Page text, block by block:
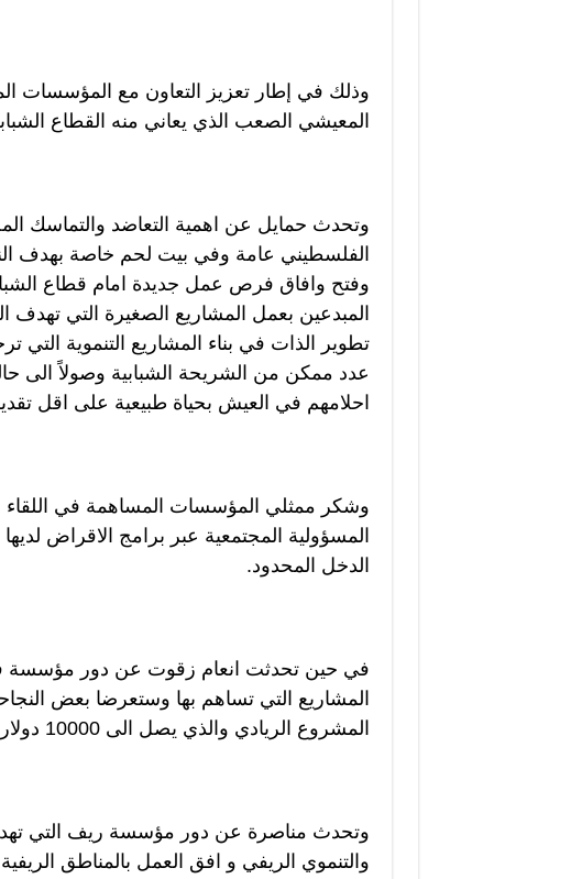
وذلك في إطار تعزيز التعاون مع المؤسسات
المعيشي الصعب الذي يعاني منه القطاع
وتحدث حمايل عن اهمية التعاضد والتماسك
الفلسطيني عامة وفي بيت لحم خاصة بهدف
وفتح وافاق فرص عمل جديدة امام قطاع
المبدعين بعمل المشاريع الصغيرة التي
تطوير الذات في بناء المشاريع التنموية التي
عدد ممكن من الشريحة الشبابية وصولاً الى
احلامهم في العيش بحياة طبيعية على اقل
وشكر ممثلي المؤسسات المساهمة في
المسؤولية المجتمعية عبر برامج الاقراض
الدخل المحدود.
في حين تحدثت انعام زقوت عن دور مؤسسة
المشاريع التي تساهم بها وستعرضا بعض
المشروع الريادي والذي يصل الى 10000 دولار.
وتحدث مناصرة عن دور مؤسسة ريف التي
والتنموي الريفي و افق العمل بالمناطق